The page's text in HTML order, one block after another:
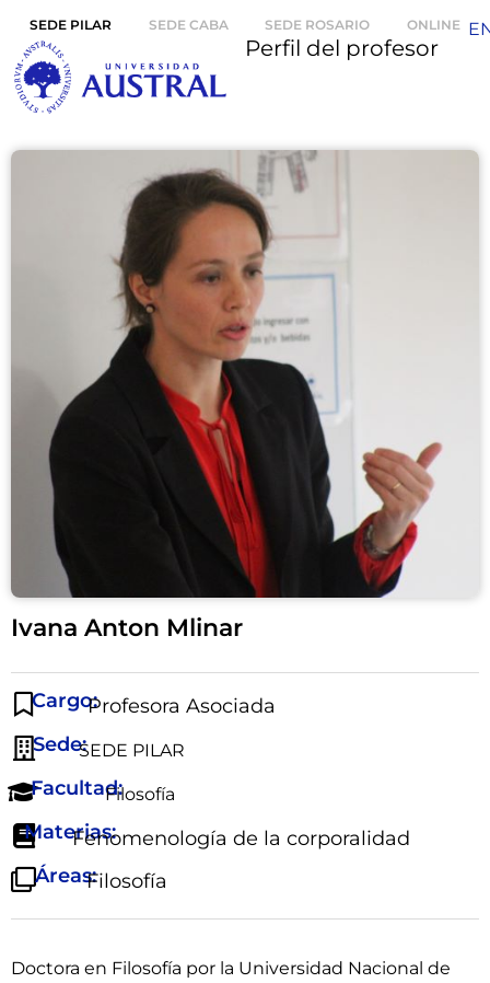
SEDE PILAR SEDE CABA SEDE ROSARIO ONLINE
Perfil del profesor
Ivana Anton Mlinar
Cargo:Profesora Asociada
Sede:SEDE PILAR
Facultad:Filosofía
Materias:Fenomenología de la corporalidad
Áreas:Filosofía
Doctora en Filosofía por la Universidad Nacional de